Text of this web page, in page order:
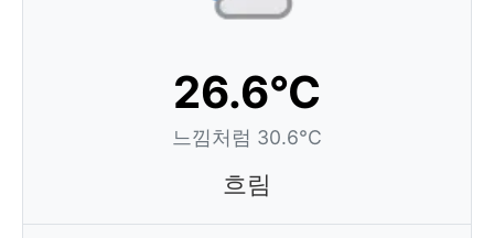
26.6°C
느낌처럼 30.6°C
흐림